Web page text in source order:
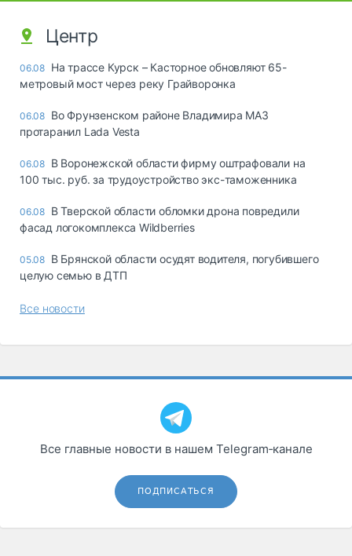
Центр
06.08 На трассе Курск – Касторное обновляют 65-
метровый мост через реку Грайворонка
06.08 Во Фрунзенском районе Владимира МАЗ
протаранил Lada Vesta
06.08 В Воронежской области фирму оштрафовали на
100 тыс. руб. за трудоустройство экс-таможенника
06.08 В Тверской области обломки дрона повредили
фасад логокомплекса Wildberries
05.08 В Брянской области осудят водителя, погубившего
целую семью в ДТП
Все новости
Все главные новости в нашем Telegram‑канале
ПОДПИСАТЬСЯ